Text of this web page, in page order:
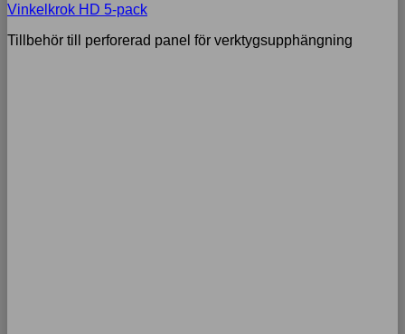
Vinkelkrok HD 5-pack
Tillbehör till perforerad panel för verktygsupphängning